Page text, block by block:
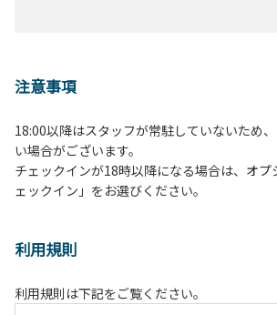
注意事項
18:00以降はスタッフが常駐していないため
い場合がございます。
チェックインが18時以降になる場合は、オプ
ェックイン」をお選びください。
利用規則
利用規則は下記をご覧ください。